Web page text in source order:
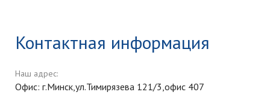
Контактная информация
Наш адрес:
Офис: г.Минск,ул.Тимирязева 121/3,офис 407